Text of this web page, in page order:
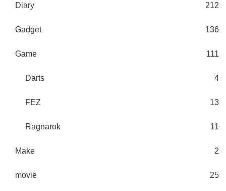
Diary 212
Gadget 136
Game 111
Darts 4
FEZ 13
Ragnarok 11
Make 2
movie 25